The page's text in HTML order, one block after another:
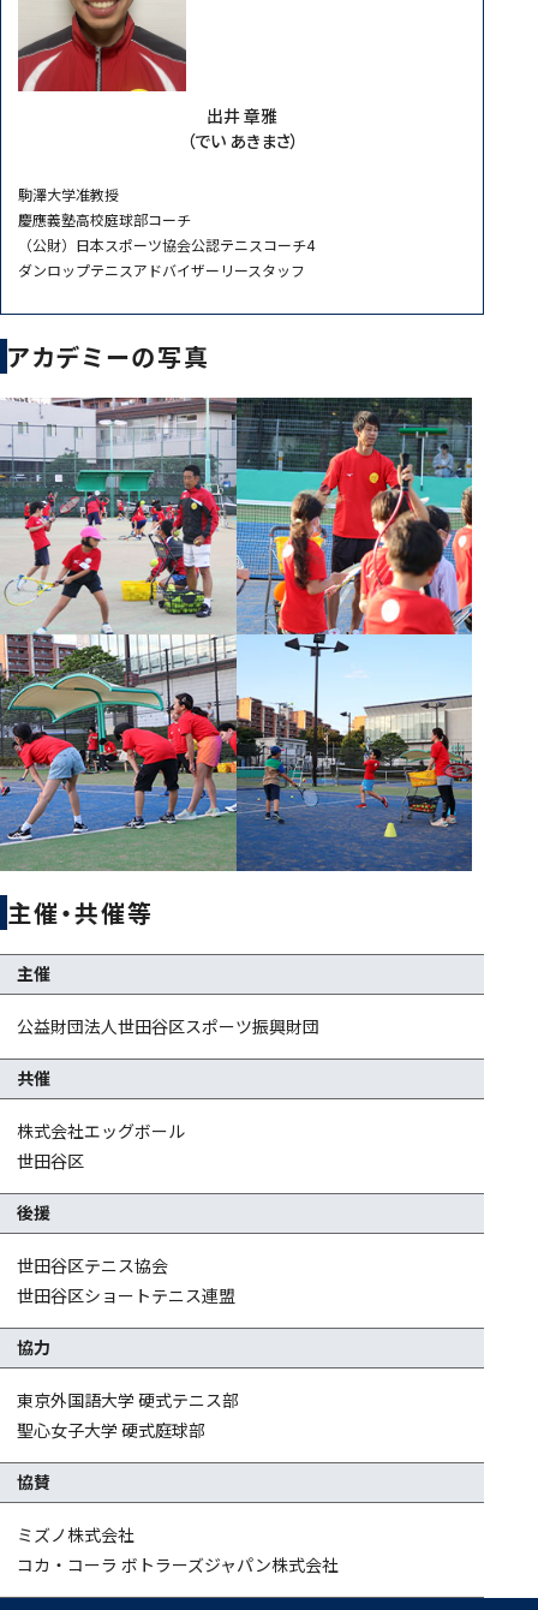
出井 章雅
（でい あきまさ）
駒澤大学准教授
慶應義塾高校庭球部コーチ
（公財）日本スポーツ協会公認テニスコーチ4
ダンロップテニスアドバイザーリースタッフ
アカデミーの写真
主催・共催等
主催
公益財団法人世田谷区スポーツ振興財団
共催
株式会社エッグボール
世田谷区
後援
世田谷区テニス協会
世田谷区ショートテニス連盟
協力
東京外国語大学 硬式テニス部
聖心女子大学 硬式庭球部
協賛
ミズノ株式会社
コカ・コーラ ボトラーズジャパン株式会社